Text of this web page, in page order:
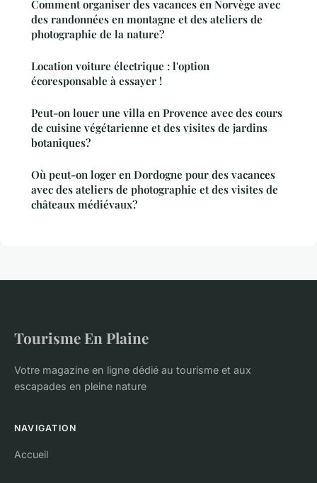
Comment organiser des vacances en Norvège avec
des randonnées en montagne et des ateliers de
photographie de la nature?
Location voiture électrique : l'option
écoresponsable à essayer !
Peut-on louer une villa en Provence avec des cours
de cuisine végétarienne et des visites de jardins
botaniques?
Où peut-on loger en Dordogne pour des vacances
avec des ateliers de photographie et des visites de
châteaux médiévaux?
Tourisme En Plaine
Votre magazine en ligne dédié au tourisme et aux
escapades en pleine nature
NAVIGATION
Accueil